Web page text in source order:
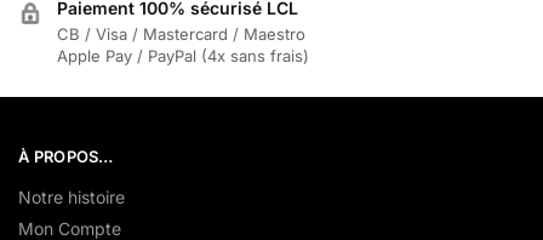
Paiement 100% sécurisé LCL
CB / Visa / Mastercard / Maestro
Apple Pay / PayPal (4x sans frais)
À PROPOS…
Notre histoire
Mon Compte